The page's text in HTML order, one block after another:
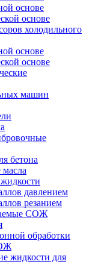
основе
основе
холодильного
основе
основе
машин
бетона
давлением
резанием
СОЖ
обработки
жидкости для